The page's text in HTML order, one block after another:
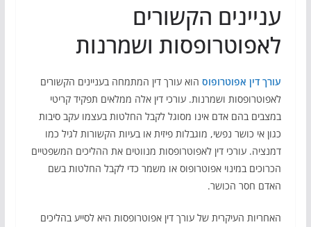
עניינים הקשורים
לאפוטרופסות ושמרנות
עורך דין אפוטרופוסהוא עורך דין המתמחה בעניינים הקשורים
לאפוטרופסות ושמרנות. עורכי דין אלה ממלאים תפקיד קריטי
במצבים בהם אדם אינו מסוגל לקבל החלטות בעצמו עקב סיבות
כגון אי כושר נפשי, מוגבלות פיזית או בעיות הקשורות לגיל כמו
דמנציה. עורכי דין לאפוטרופסות מנווטים את ההליכים המשפטיים
הכרוכים במינוי אפוטרופוס או משמר כדי לקבל החלטות בשם
האדם חסר הכושר.
האחריות העיקרית של עורך דין אפוטרופסות היא לסייע בהליכים